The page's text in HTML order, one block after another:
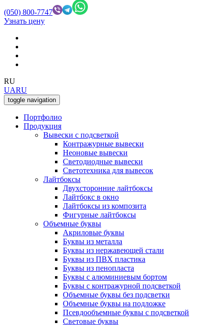
(050) 800-7747
Узнать цену
RU
UARU
toggle navigation
Портфолио
Продукция
Вывески с подсветкой
Контражурные вывески
Неоновые вывески
Светодиодные вывески
Светотехника для вывесок
Лайтбоксы
Двухсторонние лайтбоксы
Лайтбокс в окно
Лайтбоксы из композита
Фигурные лайтбоксы
Объемные буквы
Акриловые буквы
Буквы из металла
Буквы из нержавеющей стали
Буквы из ПВХ пластика
Буквы из пенопласта
Буквы с алюминиевым бортом
Буквы с контражурной подсветкой
Объемные буквы без подсветки
Объемные буквы на подложке
Псевдообъемные буквы с подсветкой
Световые буквы